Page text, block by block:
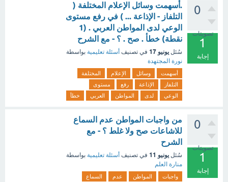
0
تصويتات
1
إجابة
.أسهمت وسائل الإعلام المختلفة (
التلفاز - الإذاعة ... ) في رفع مستوى
الوعي لدى المواطن العربي . (1
نقطة) خطأ . صح . ؟ - مع الشرح
سُئل يونيو 17 في تصنيف أسئلة تعليمية بواسطة
نورة المجتهدة
أسهمت وسائل الإعلام
المختلفة
التلفاز
الإذاعة رفع
مستوى
الوعي
لدى المواطن العربي خطأ
0
تصويتات
1
إجابة
‏من واجبات المواطن عدم السماع
‏للاشاعات صح ولا غلط ؟ - مع
الشرح
سُئل يونيو 11 في تصنيف أسئلة تعليمية بواسطة
منارة العلم
واجبات المواطن عدم السماع